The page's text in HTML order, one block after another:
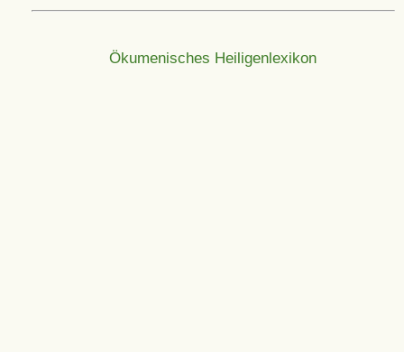
Ökumenisches Heiligenlexikon